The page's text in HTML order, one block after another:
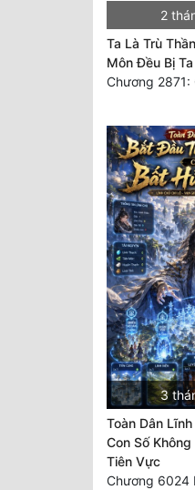
2
Ta Là Trù
Môn Đều Bị
3
Toàn Dân
Con Số
Tiên Vực